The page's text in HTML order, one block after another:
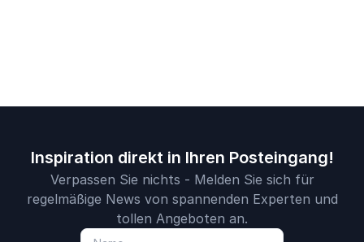
Inspiration direkt in Ihren Posteingang!
Verpassen Sie nichts - Melden Sie sich für
regelmäßige News von spannenden Experten und
tollen Angeboten an.